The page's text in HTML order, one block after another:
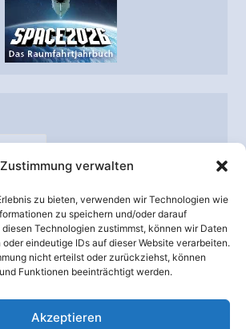
Zustimmung verwalten
zu bieten, verwenden wir Technologien wie
zu speichern und/oder darauf
Technologien zustimmst, können wir Daten
eindeutige IDs auf dieser Website verarbeiten.
nicht erteilst oder zurückziehst, können
Funktionen beeinträchtigt werden.
Akzeptieren